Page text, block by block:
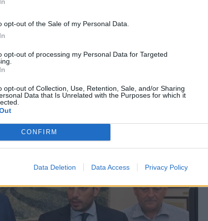
opt-out of the Sale of my Personal Data.
opt-out of processing my Personal Data for Targeted
opt-out of Collection, Use, Retention, Sale, and/or Sharing
Data that Is Unrelated with the Purposes for which it
CONFIRM
Data Deletion Data Access Privacy Policy
θέμα καθώς με προσωπικές ενέργειες του ίδιου
ενώ απηύθυνε έκκληση σε μηχανικούς να
το ενδιαφέρον που δείχνει ο
ζήτημα και τόνισε ότι πρόκειται για ένα
δυσχέρειες στην περιοχή μας, αλλά πολύ